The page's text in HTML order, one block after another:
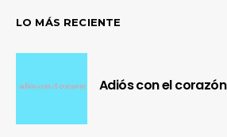
LO MÁS RECIENTE
Adiós con el corazón